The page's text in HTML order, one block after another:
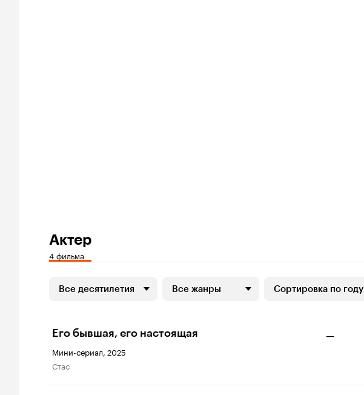
Актер
4 фильма
Все десятилетия Все жанры Сортировка по году
Его бывшая, его настоящая
Мини-сериал, 2025
Стас
—